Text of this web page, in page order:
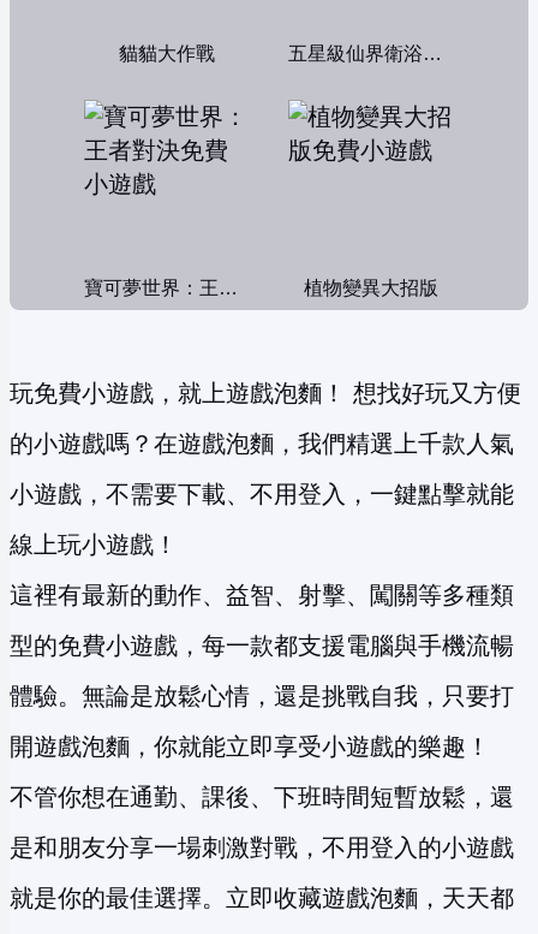
貓貓大作戰 五星級仙界衛浴帝國
寶可夢世界：王者對決 植物變異大招版
玩免費小遊戲，就上遊戲泡麵！ 想找好玩又方便
的小遊戲嗎？在遊戲泡麵，我們精選上千款人氣
小遊戲，不需要下載、不用登入，一鍵點擊就能
線上玩小遊戲！
這裡有最新的動作、益智、射擊、闖關等多種類
型的免費小遊戲，每一款都支援電腦與手機流暢
體驗。無論是放鬆心情，還是挑戰自我，只要打
開遊戲泡麵，你就能立即享受小遊戲的樂趣！
不管你想在通勤、課後、下班時間短暫放鬆，還
是和朋友分享一場刺激對戰，不用登入的小遊戲
就是你的最佳選擇。立即收藏遊戲泡麵，天天都